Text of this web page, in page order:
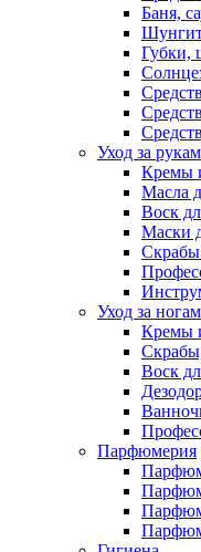
Баня,
Губки,
Уход за
Кремы
Масла
Воск
Маски
Скрабы
Уход за
Кремы
Воск
Парфюмерия